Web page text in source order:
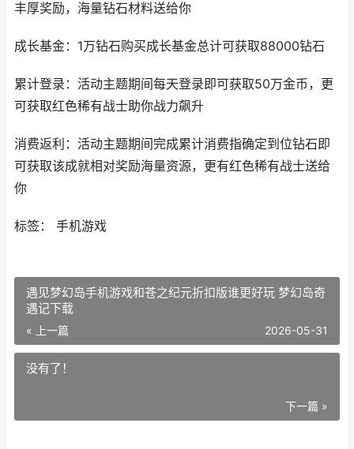
丰厚奖励，海量钻石材料送给你
成长基金：1万钻石购买成长基金总计可获取88000钻石
累计登录：活动主题期间每天登录即可获取50万金币，更
可获取红色稀有战士助你战力飙升
消费返利：活动主题期间完成累计消费指确定到位钻石即
可获取该成就相对奖励海量资源，更有红色稀有战士送给
你
标签： 手机游戏
遇见梦幻岛手机游戏和苍之纪元折扣版谁更好玩 梦幻岛奇
遇记下载
« 上一篇 2026-05-31
没有了！
下一篇 »